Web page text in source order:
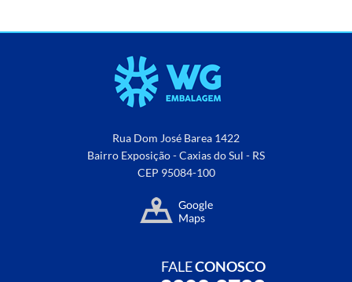
Rua Dom José Barea 1422
Bairro Exposição - Caxias do Sul - RS
CEP 95084-100
FALECONOSCO